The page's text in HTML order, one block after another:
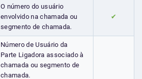
O número do usuário
envolvido na chamada ou
segmento de chamada.
✔
Número de Usuário da
Parte Ligadora associado à
chamada ou segmento de
chamada.